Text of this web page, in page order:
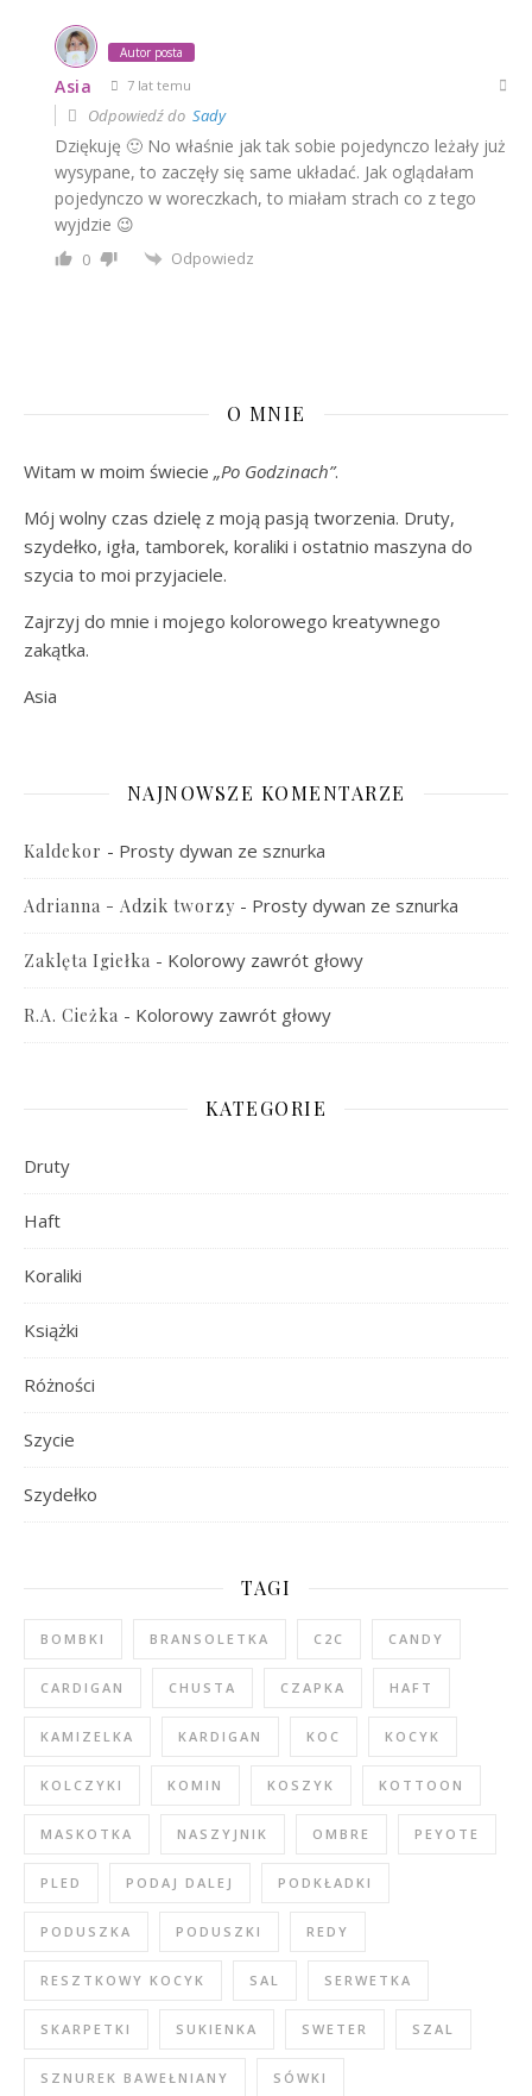
Autor posta
Asia 7 lat temu
Odpowiedź do Sady
Dziękuję 🙂 No właśnie jak tak sobie pojedynczo leżały już
wysypane, to zaczęły się same układać. Jak oglądałam
pojedynczo w woreczkach, to miałam strach co z tego
wyjdzie 😉
0 Odpowiedz
O MNIE
Witam w moim świecie „Po Godzinach”.
Mój wolny czas dzielę z moją pasją tworzenia. Druty,
szydełko, igła, tamborek, koraliki i ostatnio maszyna do
szycia to moi przyjaciele.
Zajrzyj do mnie i mojego kolorowego kreatywnego
zakątka.
Asia
NAJNOWSZE KOMENTARZE
Kaldekor - Prosty dywan ze sznurka
Adrianna - Adzik tworzy - Prosty dywan ze sznurka
Zaklęta Igiełka - Kolorowy zawrót głowy
R.A. Cieżka - Kolorowy zawrót głowy
KATEGORIE
Druty
Haft
Koraliki
Książki
Różności
Szycie
Szydełko
TAGI
BOMBKI BRANSOLETKA C2C CANDY
CARDIGAN CHUSTA CZAPKA HAFT
KAMIZELKA KARDIGAN KOC KOCYK
KOLCZYKI KOMIN KOSZYK KOTTOON
MASKOTKA NASZYJNIK OMBRE PEYOTE
PLED PODAJ DALEJ PODKŁADKI
PODUSZKA PODUSZKI REDY
RESZTKOWY KOCYK SAL SERWETKA
SKARPETKI SUKIENKA SWETER SZAL
SZNUREK BAWEŁNIANY SÓWKI